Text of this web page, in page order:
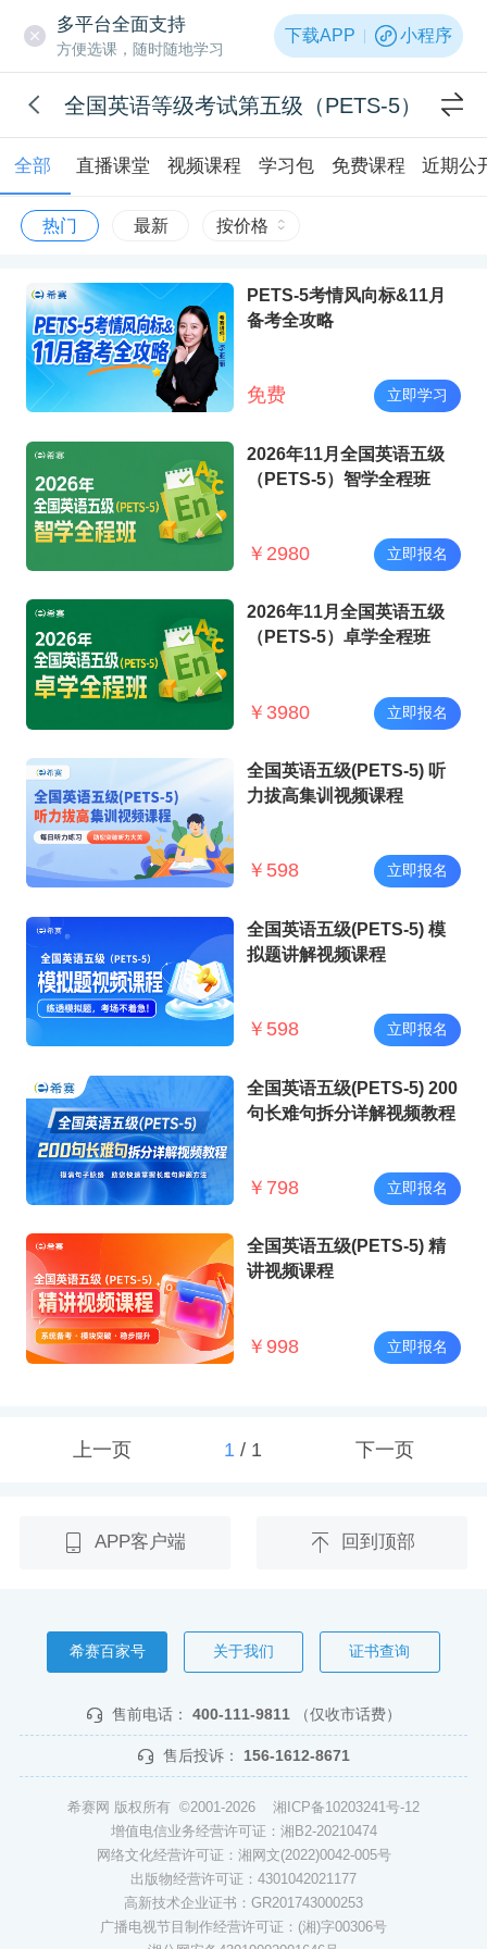
多平台全面支持
方便选课，随时随地学习
下载APP 小程序
全国英语等级考试第五级（PETS-5）
全部 直播课堂 视频课程 学习包 免费课程 近期公
热门 最新 按价格
PETS-5考情风向标&11月
备考全攻略
免费 立即学习
2026年11月全国英语五级
（PETS-5）智学全程班
￥ 2980 立即报名
2026年11月全国英语五级
（PETS-5）卓学全程班
￥ 3980 立即报名
全国英语五级(PETS-5) 听
力拔高集训视频课程
￥ 598 立即报名
全国英语五级(PETS-5) 模
拟题讲解视频课程
￥ 598 立即报名
全国英语五级(PETS-5) 200
句长难句拆分详解视频教程
￥ 798 立即报名
全国英语五级(PETS-5) 精
讲视频课程
￥ 998 立即报名
上一页 1/ 1 下一页
APP客户端 回到顶部
希赛百家号 关于我们 证书查询
售前电话： 400-111-9811 （仅收市话费）
售后投诉： 156-1612-8671
希赛网 版权所有 ©2001-2026 湘ICP备10203241号-12
增值电信业务经营许可证：湘B2-20210474
网络文化经营许可证：湘网文(2022)0042-005号
出版物经营许可证：4301042021177
高新技术企业证书：GR201743000253
广播电视节目制作经营许可证：(湘)字00306号